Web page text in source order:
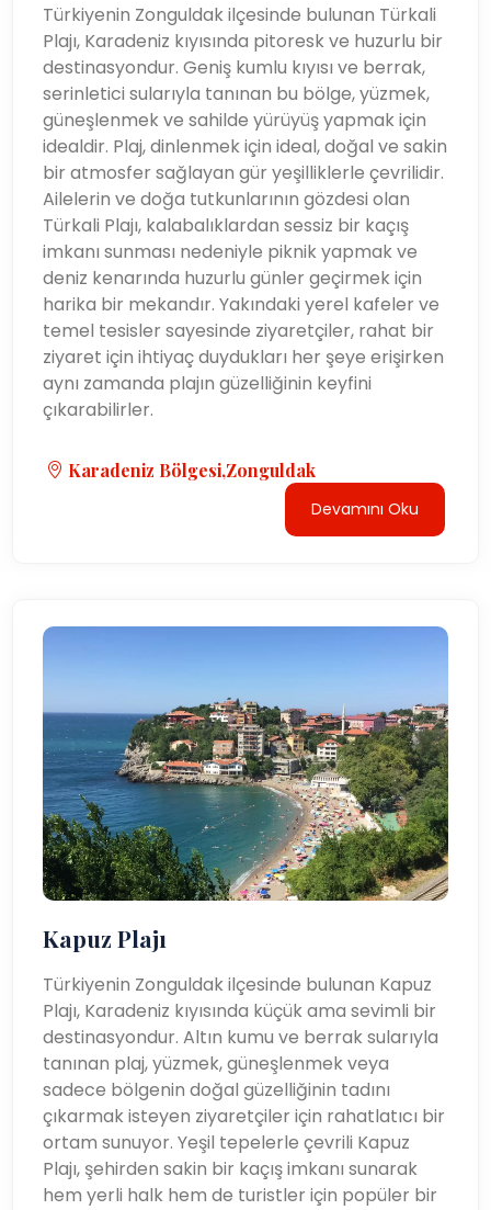
Türkiyenin Zonguldak ilçesinde bulunan Türkali
Plajı, Karadeniz kıyısında pitoresk ve huzurlu bir
destinasyondur. Geniş kumlu kıyısı ve berrak,
serinletici sularıyla tanınan bu bölge, yüzmek,
güneşlenmek ve sahilde yürüyüş yapmak için
idealdir. Plaj, dinlenmek için ideal, doğal ve sakin
bir atmosfer sağlayan gür yeşilliklerle çevrilidir.
Ailelerin ve doğa tutkunlarının gözdesi olan
Türkali Plajı, kalabalıklardan sessiz bir kaçış
imkanı sunması nedeniyle piknik yapmak ve
deniz kenarında huzurlu günler geçirmek için
harika bir mekandır. Yakındaki yerel kafeler ve
temel tesisler sayesinde ziyaretçiler, rahat bir
ziyaret için ihtiyaç duydukları her şeye erişirken
aynı zamanda plajın güzelliğinin keyfini
çıkarabilirler.
Karadeniz Bölgesi,Zonguldak
Devamını Oku
Kapuz Plajı
Türkiyenin Zonguldak ilçesinde bulunan Kapuz
Plajı, Karadeniz kıyısında küçük ama sevimli bir
destinasyondur. Altın kumu ve berrak sularıyla
tanınan plaj, yüzmek, güneşlenmek veya
sadece bölgenin doğal güzelliğinin tadını
çıkarmak isteyen ziyaretçiler için rahatlatıcı bir
ortam sunuyor. Yeşil tepelerle çevrili Kapuz
Plajı, şehirden sakin bir kaçış imkanı sunarak
hem yerli halk hem de turistler için popüler bir